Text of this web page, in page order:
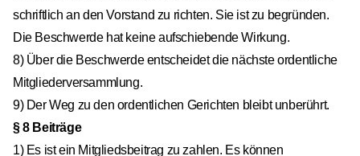
schriftlich an den Vorstand zu richten. Sie ist zu begründen.
Die Beschwerde hat keine aufschiebende Wirkung.
8) Über die Beschwerde entscheidet die nächste ordentliche
Mitgliederversammlung.
9) Der Weg zu den ordentlichen Gerichten bleibt unberührt.
§ 8 Beiträge
1) Es ist ein Mitgliedsbeitrag zu zahlen. Es können